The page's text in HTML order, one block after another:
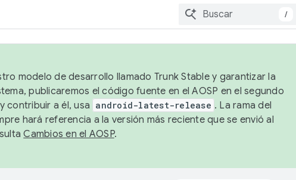
/
modelo de desarrollo llamado Trunk Stable y garantizar la
publicaremos el código fuente en el AOSP en el segundo
contribuir a él, usa android-latest-release . La rama del
hará referencia a la versión más reciente que se envió al
Cambios en el AOSP.